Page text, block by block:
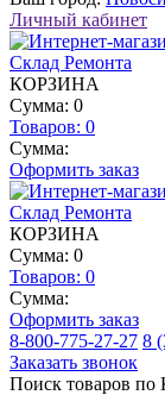
Личный кабинет
КОРЗИНА
Сумма: 0
Товаров: 0
Сумма:
Оформить заказ
КОРЗИНА
Сумма: 0
Товаров: 0
Сумма:
Оформить заказ
8-800-775-27-27 8
Заказать звонок
Поиск товаров по